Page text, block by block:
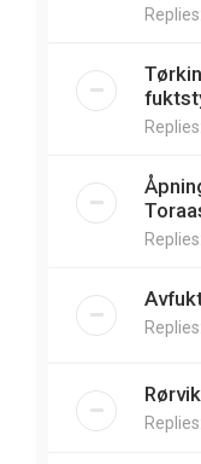
Replies:
Replies:
Replies:
Replies:
Rørvik
Replies: